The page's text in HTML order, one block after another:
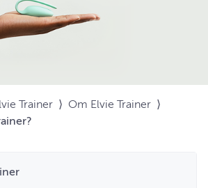
Trainer ⟩ Om Elvie Trainer ⟩